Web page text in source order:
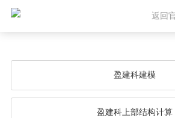
返回
盈建科建模
盈建科上部结构计算